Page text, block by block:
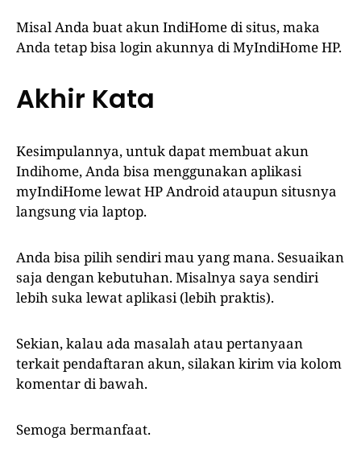
Misal Anda buat akun IndiHome di situs, maka
Anda tetap bisa login akunnya di MyIndiHome HP.
Akhir Kata
Kesimpulannya, untuk dapat membuat akun
Indihome, Anda bisa menggunakan aplikasi
myIndiHome lewat HP Android ataupun situsnya
langsung via laptop.
Anda bisa pilih sendiri mau yang mana. Sesuaikan
saja dengan kebutuhan. Misalnya saya sendiri
lebih suka lewat aplikasi (lebih praktis).
Sekian, kalau ada masalah atau pertanyaan
terkait pendaftaran akun, silakan kirim via kolom
komentar di bawah.
Semoga bermanfaat.